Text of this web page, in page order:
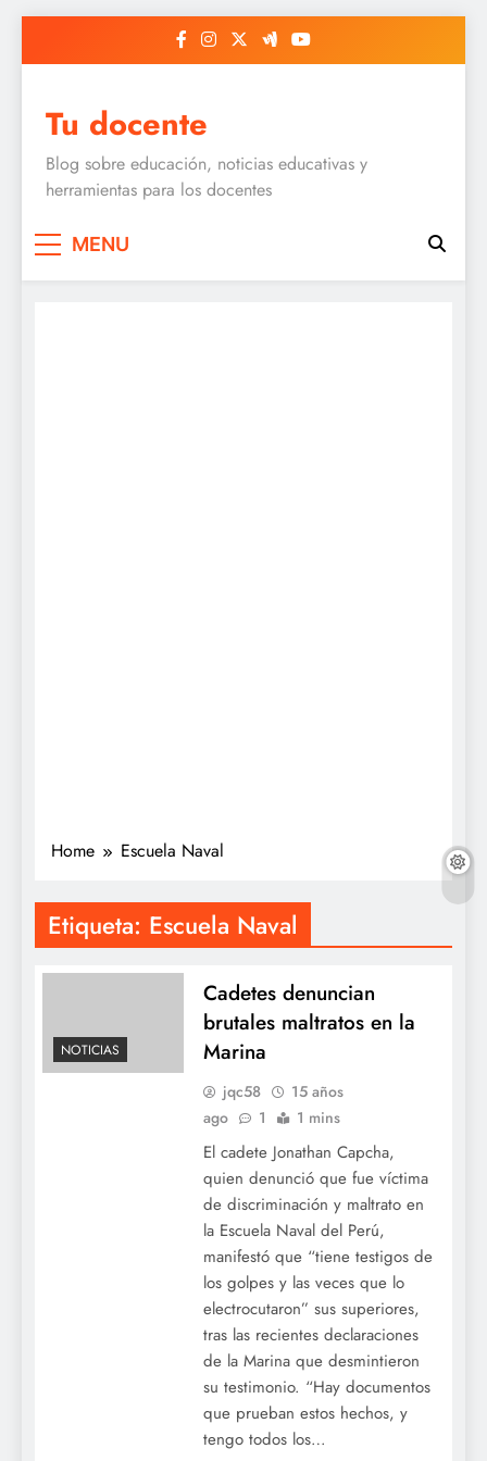
Tu docente
Blog sobre educación, noticias educativas y
herramientas para los docentes
MENU
Home Escuela Naval
Etiqueta: Escuela Naval
NOTICIAS
Cadetes denuncian
brutales maltratos en la
Marina
jqc58
15 años
ago
1 1 mins
El cadete Jonathan Capcha,
quien denunció que fue víctima
de discriminación y maltrato en
la Escuela Naval del Perú,
manifestó que “tiene testigos de
los golpes y las veces que lo
electrocutaron” sus superiores,
tras las recientes declaraciones
de la Marina que desmintieron
su testimonio. “Hay documentos
que prueban estos hechos, y
tengo todos los…